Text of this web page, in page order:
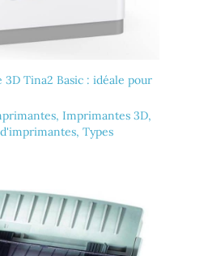
3D Tina2 Basic : idéale pour
, Imprimantes 3D,
, Types